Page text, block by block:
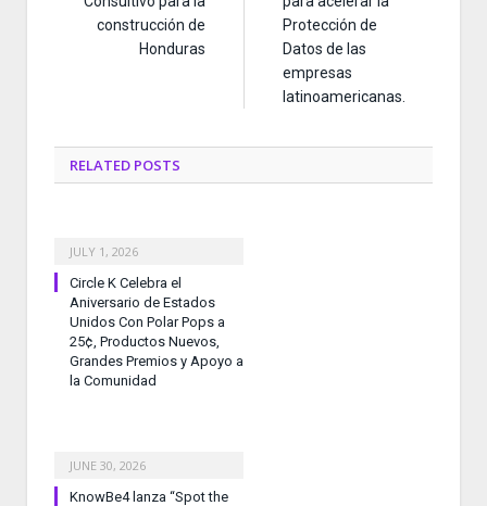
construcción de
Honduras
Protección de
Datos de las
empresas
latinoamericanas.
RELATED POSTS
JULY 1, 2026
Circle K Celebra el
Aniversario de Estados
Unidos Con Polar Pops a
25¢, Productos Nuevos,
Grandes Premios y Apoyo a
la Comunidad
JUNE 30, 2026
KnowBe4 lanza “Spot the